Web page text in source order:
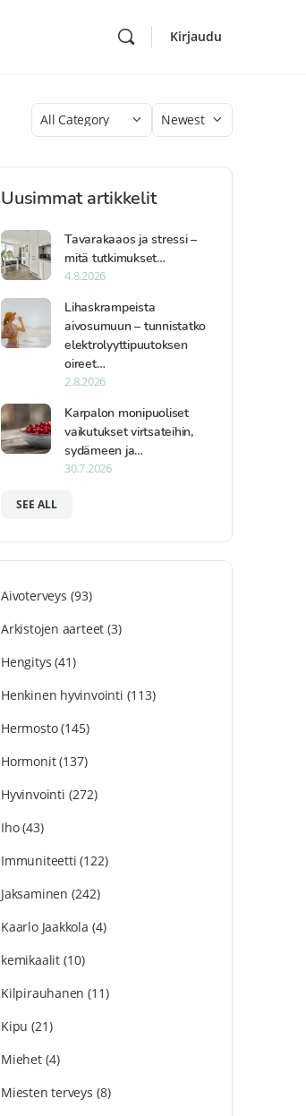
Kirjaudu
Category
Sort
Uusimmat artikkelit
Tavarakaaos ja stressi –
mitä tutkimukset…
4.8.2026
Lihaskrampeista
aivosumuun – tunnistatko
elektrolyyttipuutoksen
oireet…
2.8.2026
Karpalon monipuoliset
vaikutukset virtsateihin,
sydämeen ja…
30.7.2026
SEE ALL
Aivoterveys (93)
Arkistojen aarteet (3)
Hengitys (41)
Henkinen hyvinvointi (113)
Hermosto(145)
Hormonit(137)
Hyvinvointi (272)
Iho(43)
Immuniteetti (122)
Jaksaminen (242)
Kaarlo Jaakkola (4)
kemikaalit(10)
Kilpirauhanen (11)
Kipu (21)
Miehet(4)
Miesten terveys (8)